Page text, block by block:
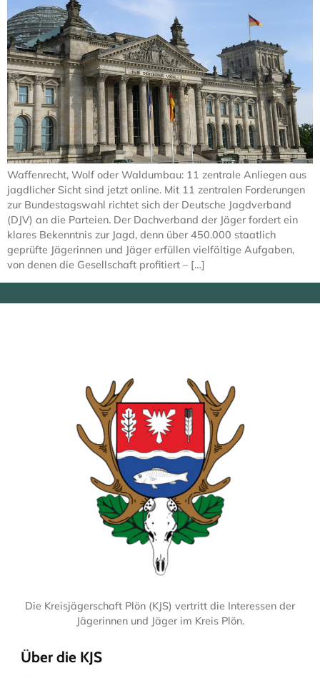
Waffenrecht, Wolf oder Waldumbau: 11 zentrale Anliegen aus
jagdlicher Sicht sind jetzt online. Mit 11 zentralen Forderungen
zur Bundestagswahl richtet sich der Deutsche Jagdverband
(DJV) an die Parteien. Der Dachverband der Jäger fordert ein
klares Bekenntnis zur Jagd, denn über 450.000 staatlich
geprüfte Jägerinnen und Jäger erfüllen vielfältige Aufgaben,
von denen die Gesellschaft profitiert – […]
Die Kreisjägerschaft Plön (KJS) vertritt die Interessen der
Jägerinnen und Jäger im Kreis Plön.
Über die KJS